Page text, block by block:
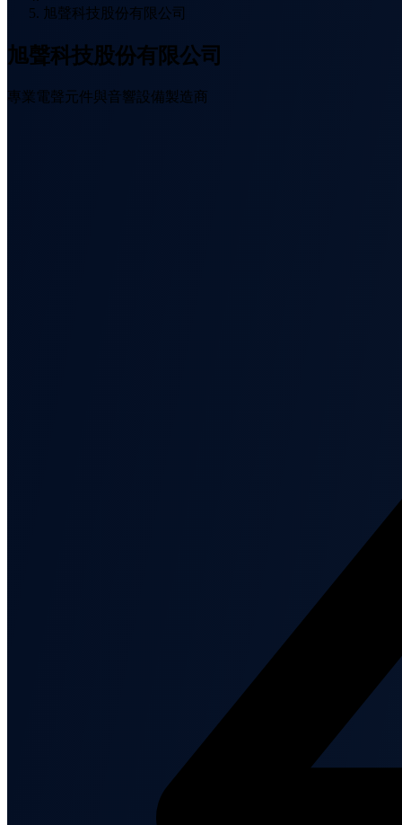
旭聲科技股份有限公司
旭聲科技股份有限公司
專業電聲元件與音響設備製造商